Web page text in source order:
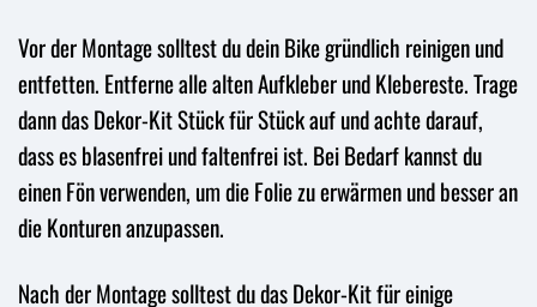
Vor der Montage solltest du dein Bike gründlich reinigen und
entfetten. Entferne alle alten Aufkleber und Klebereste. Trage
dann das Dekor-Kit Stück für Stück auf und achte darauf,
dass es blasenfrei und faltenfrei ist. Bei Bedarf kannst du
einen Fön verwenden, um die Folie zu erwärmen und besser an
die Konturen anzupassen.
Nach der Montage solltest du das Dekor-Kit für einige